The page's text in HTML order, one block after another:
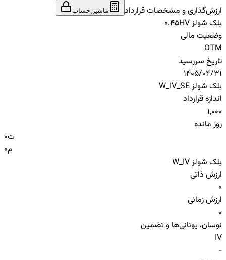
ارزش‌گذاری و مشخصات قرارداد
ماشین‌حساب
بلک شولز HV
0.45
وضعیت مالی
OTM
تاریخ سررسید
1405/04/31
بلک شولز W_IV_SE
اندازه قرارداد
1,000
روز مانده
0ت
0م
بلک شولز W_IV
ارزش ذاتی
0
ارزش زمانی
0
نوسان، یونانی‌ها و تضمین
IV
-